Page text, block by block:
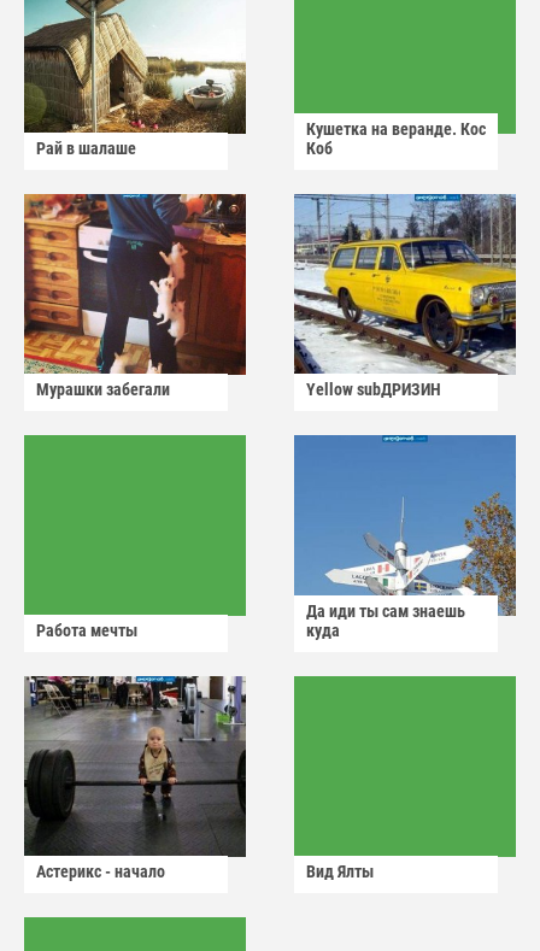
Рай в шалаше
Кушетка на веранде. Кос
Коб
Мурашки забегали Yellow subДРИЗИН
Работа мечты
Да иди ты сам знаешь
куда
Астерикс - начало Вид Ялты